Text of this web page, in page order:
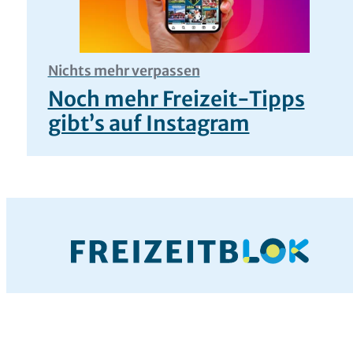
Nichts mehr verpassen
Noch mehr Freizeit-Tipps
gibt’s auf Instagram